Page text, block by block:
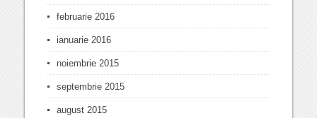
februarie 2016
ianuarie 2016
noiembrie 2015
septembrie 2015
august 2015